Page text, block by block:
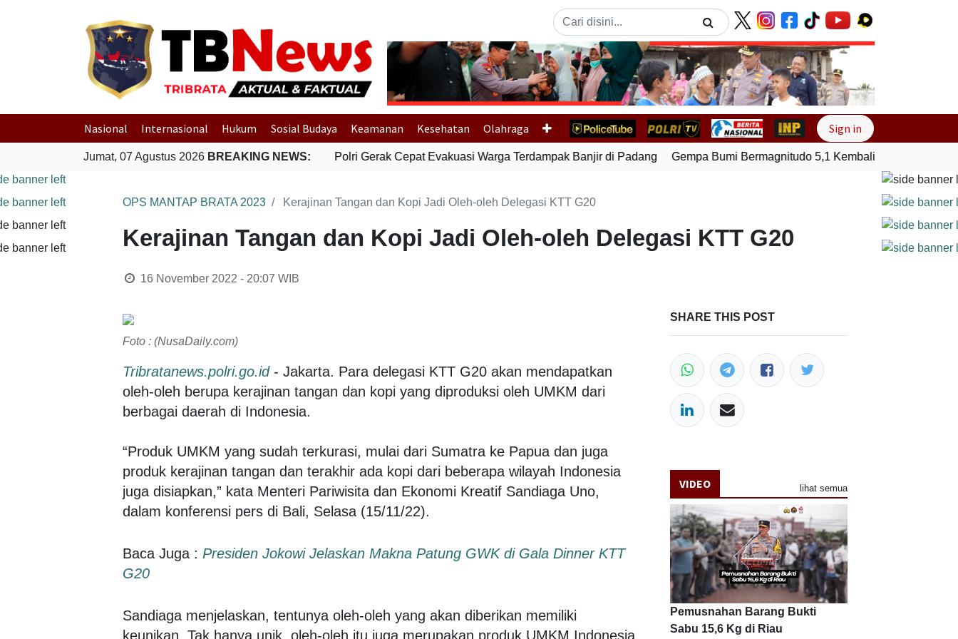
Previous Next
Nasional Internasional Hukum Sosial Budaya Keamanan Kesehatan Olahraga Sign in
Jumat, 07 Agustus 2026 BREAKING NEWS: Polri Gerak Cepat Evakuasi Warga Terdampak Banjir di Padang Gempa Bumi Bermagnitudo 5,1 Kembali Guncang Seram
OPS MANTAP BRATA 2023 Kerajinan Tangan dan Kopi Jadi Oleh-oleh Delegasi KTT G20
Kerajinan Tangan dan Kopi Jadi Oleh-oleh Delegasi KTT G20
16 November 2022 - 20:07 WIB
Foto : (NusaDaily.com)
Tribratanews.polri.go.id- Jakarta. Para delegasi KTT G20 akan mendapatkan
oleh-oleh berupa kerajinan tangan dan kopi yang diproduksi oleh UMKM dari
berbagai daerah di Indonesia.
“Produk UMKM yang sudah terkurasi, mulai dari Sumatra ke Papua dan juga
produk kerajinan tangan dan terakhir ada kopi dari beberapa wilayah Indonesia
juga disiapkan,” kata Menteri Pariwisita dan Ekonomi Kreatif Sandiaga Uno,
dalam konferensi pers di Bali, Selasa (15/11/22).
Baca Juga : Presiden Jokowi Jelaskan Makna Patung GWK di Gala Dinner KTT
G20
Sandiaga menjelaskan, tentunya oleh-oleh yang akan diberikan memiliki
keunikan. Tak hanya unik, oleh-oleh itu juga merupakan produk UMKM Indonesia
SHARE THIS POST
VIDEO lihat semua
Pemusnahan Barang Bukti
Sabu 15,6 Kg di Riau